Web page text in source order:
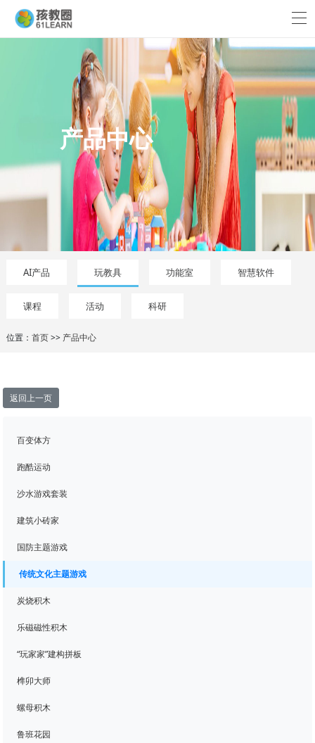
产品中心
AI产品 玩教具 功能室 智慧软件
课程 活动 科研
位置： 首页>> 产品中心
返回上一页
百变体方
跑酷运动
沙水游戏套装
建筑小砖家
国防主题游戏
传统文化主题游戏
炭烧积木
乐磁磁性积木
“玩家家”建构拼板
榫卯大师
螺母积木
鲁班花园